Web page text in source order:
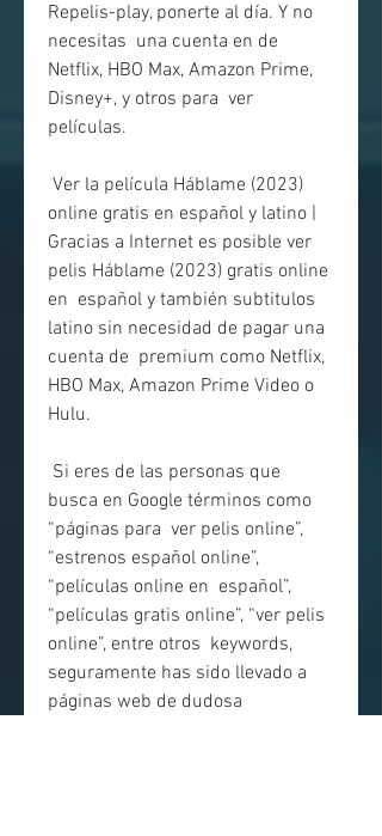
Repelis-play, ponerte al día. Y no
necesitas  una cuenta en de
Netflix, HBO Max, Amazon Prime,
Disney+, y otros para  ver
películas.
online gratis en español y latino |
Gracias a Internet es posible ver
pelis Háblame (2023) gratis online
en  español y también subtitulos
latino sin necesidad de pagar una
cuenta de  premium como Netflix,
HBO Max, Amazon Prime Video o
Hulu.
busca en Google términos como
“páginas para  ver pelis online”,
“estrenos español online”,
“películas online en  español”,
“películas gratis online”, “ver pelis
online”, entre otros  keywords,
seguramente has sido llevado a
páginas web de dudosa